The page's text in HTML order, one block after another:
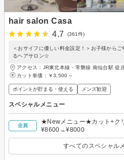
hair salon Casa
4.7
(361件)
＜おサイフに優しい料金設定！＞お子様から
るヘアサロン☆
アクセス：JR東北本線・常磐線 南仙台駅 徒
カット単価： ￥3,500～
ポイントが貯まる・使える メンズ歓迎
スペシャルメニュー
全員
★Newメニュー★カット+ク
¥8600→¥8000
すべてのスペシャル